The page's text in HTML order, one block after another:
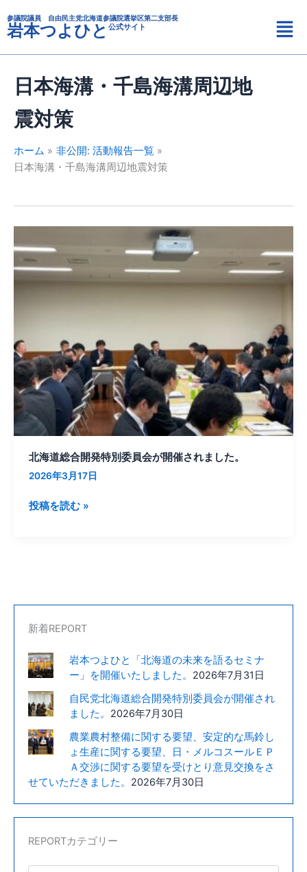
容
を
ス
参議院議員 自由民主党北海道参議院選挙区第二支部長
岩本つよひと 公式サイト
メ
ニ
ュ
日本海溝・千島海溝周辺地
震対策
ホーム
非公開: 活動報告一覧
日本海溝・千島海溝周辺地震対策
北海道総合開発特別委員会が開催されました。
2026年3月17日
海
道
特
別
委
員
会
催
さ
ま
投稿を読む »
新着REPORT
岩本つよひと「北海道の未来を語るセミナ
ー」を開催いたしました。
2026年7月31日
自民党北海道総合開発特別委員会が開催され
ました。
2026年7月30日
農業農村整備に関する要望、安定的な馬鈴し
ょ生産に関する要望、日・メルコスールＥＰ
Ａ交渉に関する要望を受けとり意見交換をさ
せていただきました。 2026年7月30日
REPORTカテゴリー
テ
ゴ